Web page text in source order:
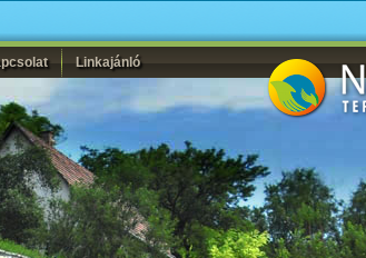
Linkajánló